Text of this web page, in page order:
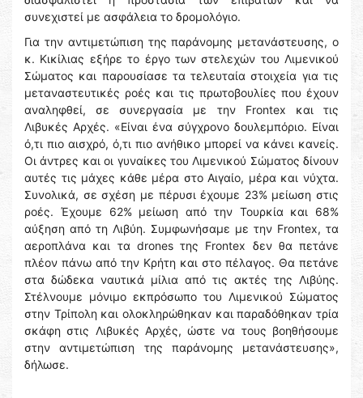
συνεχιστεί με ασφάλεια το δρομολόγιο.
Για την αντιμετώπιση της παράνομης μετανάστευσης, ο
κ. Κικίλιας εξήρε το έργο των στελεχών του Λιμενικού
Σώματος και παρουσίασε τα τελευταία στοιχεία για τις
μεταναστευτικές ροές και τις πρωτοβουλίες που έχουν
αναληφθεί, σε συνεργασία με την Frontex και τις
Λιβυκές Αρχές. «Είναι ένα σύγχρονο δουλεμπόριο. Είναι
ό,τι πιο αισχρό, ό,τι πιο ανήθικο μπορεί να κάνει κανείς.
Οι άντρες και οι γυναίκες του Λιμενικού Σώματος δίνουν
αυτές τις μάχες κάθε μέρα στο Αιγαίο, μέρα και νύχτα.
Συνολικά, σε σχέση με πέρυσι έχουμε 23% μείωση στις
ροές. Έχουμε 62% μείωση από την Τουρκία και 68%
αύξηση από τη Λιβύη. Συμφωνήσαμε με την Frontex, τα
αεροπλάνα και τα drones της Frontex δεν θα πετάνε
πλέον πάνω από την Κρήτη και στο πέλαγος. Θα πετάνε
στα δώδεκα ναυτικά μίλια από τις ακτές της Λιβύης.
Στέλνουμε μόνιμο εκπρόσωπο του Λιμενικού Σώματος
στην Τρίπολη και ολοκληρώθηκαν και παραδόθηκαν τρία
σκάφη στις Λιβυκές Αρχές, ώστε να τους βοηθήσουμε
στην αντιμετώπιση της παράνομης μετανάστευσης»,
δήλωσε.